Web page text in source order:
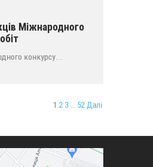
Міжнародного
конкурсу...
1 2 3 52 Далі